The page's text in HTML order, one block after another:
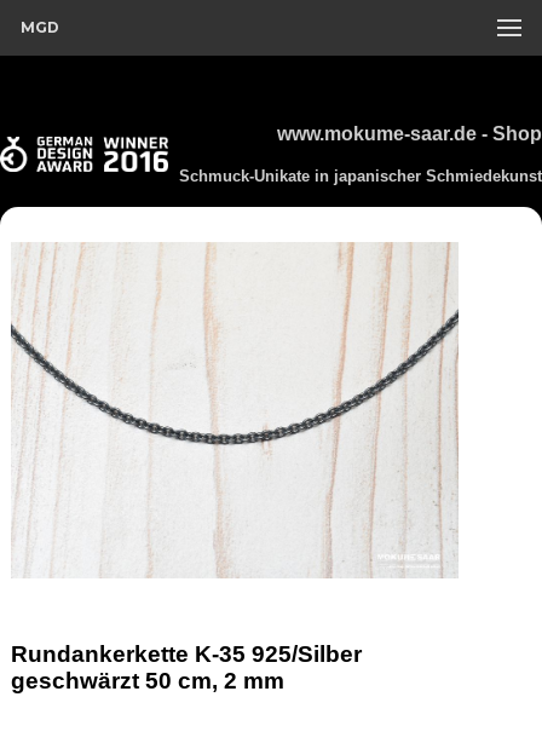
MGD
www.mokume-saar.de - Shop
Schmuck-Unikate in japanischer Schmiedekunst
Rundankerkette K-35 925/Silber
geschwärzt 50 cm, 2 mm